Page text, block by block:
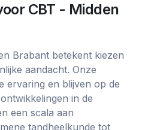
CBT - Midden
Brabant betekent kiezen
aandacht. Onze
ervaring en blijven op de
in de
een scala aan
tandheelkunde tot